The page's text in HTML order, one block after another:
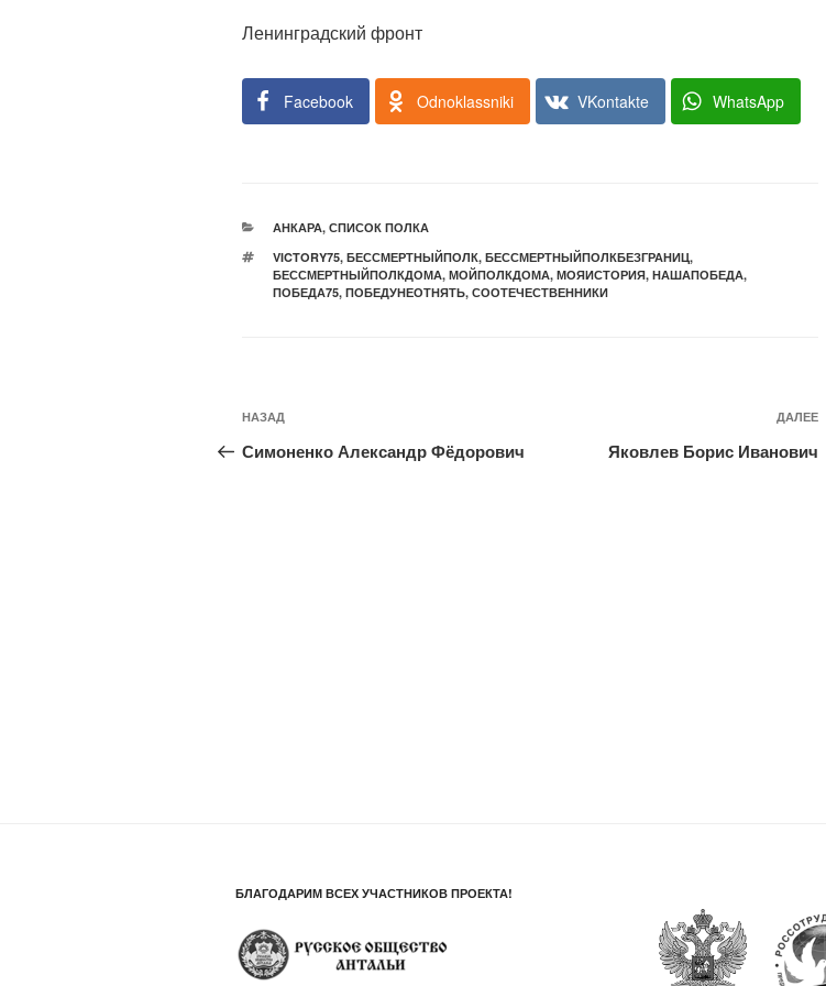
Ленинградский фронт
Facebook Odnoklassniki VKontakte WhatsApp
РУБРИКИ
АНКАРА, СПИСОК ПОЛКА
МЕТКИ
VICTORY75, БЕССМЕРТНЫЙПОЛК, БЕССМЕРТНЫЙПОЛКБЕЗГРАНИЦ,
БЕССМЕРТНЫЙПОЛКДОМА, МОЙПОЛКДОМА, МОЯИСТОРИЯ, НАШАПОБЕДА,
ПОБЕДА75, ПОБЕДУНЕОТНЯТЬ, СООТЕЧЕСТВЕННИКИ
Навигация
по
Предыдущая
запись:
НАЗАД
Симоненко Александр Фёдорович
ДАЛЕЕ
Яковлев Борис Иванович
БЛАГОДАРИМ ВСЕХ УЧАСТНИКОВ ПРОЕКТА!